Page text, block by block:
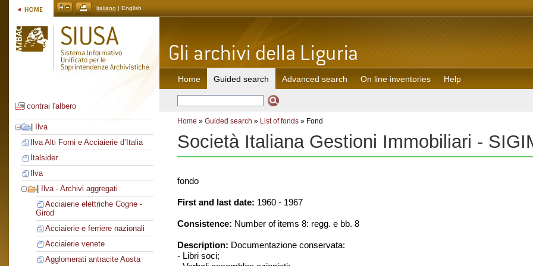
italiano | English
contrai l'albero
Ilva
Ilva Alti Forni e Acciaierie d’Italia
Italsider
Ilva
Ilva - Archivi aggregati
Acciaierie elettriche Cogne -
Girod
Acciaierie e ferriere nazionali
Acciaierie venete
Agglomerati antracite Aosta
Home Guided search Advanced search On line inventories Help
Home » Guided search » List of fonds » Fond
Società Italiana Gestioni Immobiliari -
fondo
First and last date: 1960 - 1967
Consistence: Number of items 8: regg. e bb. 8
Description: Documentazione conservata:
- Libri soci;